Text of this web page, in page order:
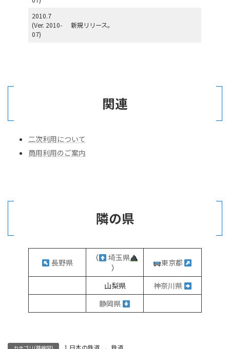
2010.7
(Ver. 2010-
07)
新規リリース。
関連
二次利用について
商用利用のご案内
隣の県
長野県 （
埼玉県
）
東京都
山梨県
神奈川県
静岡県